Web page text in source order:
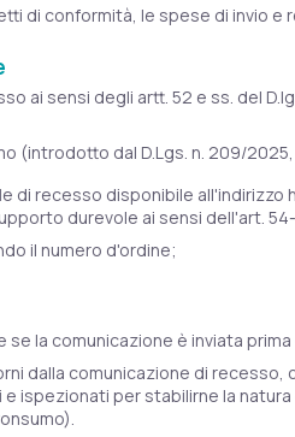
di conformità, le spese di invio e
ai sensi degli artt. 52 e ss. del
(introdotto dal D.Lgs. n. 209/
di recesso disponibile
durevole ai sensi dell'art.
il numero d'ordine;
la comunicazione è inviata
dalla comunicazione di
per stabilirne la